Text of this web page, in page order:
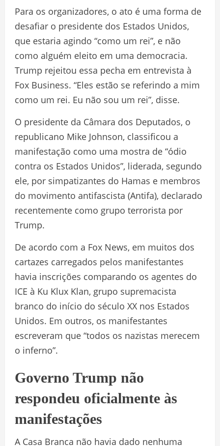
Para os organizadores, o ato é uma forma de
desafiar o presidente dos Estados Unidos,
que estaria agindo “como um rei”, e não
como alguém eleito em uma democracia.
Trump rejeitou essa pecha em entrevista à
Fox Business. “Eles estão se referindo a mim
como um rei. Eu não sou um rei”, disse.
O presidente da Câmara dos Deputados, o
republicano Mike Johnson, classificou a
manifestação como uma mostra de “ódio
contra os Estados Unidos”, liderada, segundo
ele, por simpatizantes do Hamas e membros
do movimento antifascista (Antifa), declarado
recentemente como grupo terrorista por
Trump.
De acordo com a Fox News, em muitos dos
cartazes carregados pelos manifestantes
havia inscrições comparando os agentes do
ICE à Ku Klux Klan, grupo supremacista
branco do início do século XX nos Estados
Unidos. Em outros, os manifestantes
escreveram que “todos os nazistas merecem
o inferno”.
Governo Trump não
respondeu oficialmente às
manifestações
A Casa Branca não havia dado nenhuma